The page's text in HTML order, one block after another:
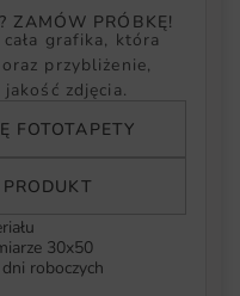
ZAMÓW PRÓBKĘ!
grafika, która
przybliżenie,
zdjęcia.
FOTOTAPETY
30x50
roboczych